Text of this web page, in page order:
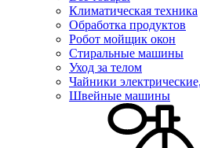
Климатическая техника
Обработка продуктов
Робот мойщик окон
Стиральные машины
Уход за телом
Чайники
Швейные машины